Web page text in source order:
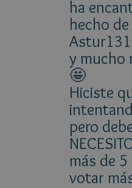
ha
hecho
y mucho
🤩
Hiciste
pero
más de
votar